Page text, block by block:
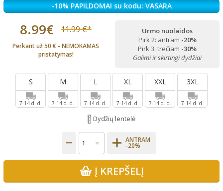
-10% PAPILDOMAI su kodu: VASARA
8.99€ 11.99 €*
Perkant už 50 € - NEMOKAMAS
pristatymas!
Urmo nuolaidos
Pirk 2: antram -20%
Pirk 3: trečiam -30%
Galimi ir skirtingi dydžiai
S
7-14 d. d.
M
7-14 d. d.
L
7-14 d. d.
XL
7-14 d. d.
XXL
7-14 d. d.
3XL
7-14 d. d.
Dydžių lentelė
ANTRAM
-20%
Į KREPŠELĮ